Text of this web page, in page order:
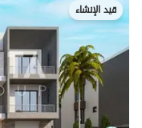
قيد الإنشاء